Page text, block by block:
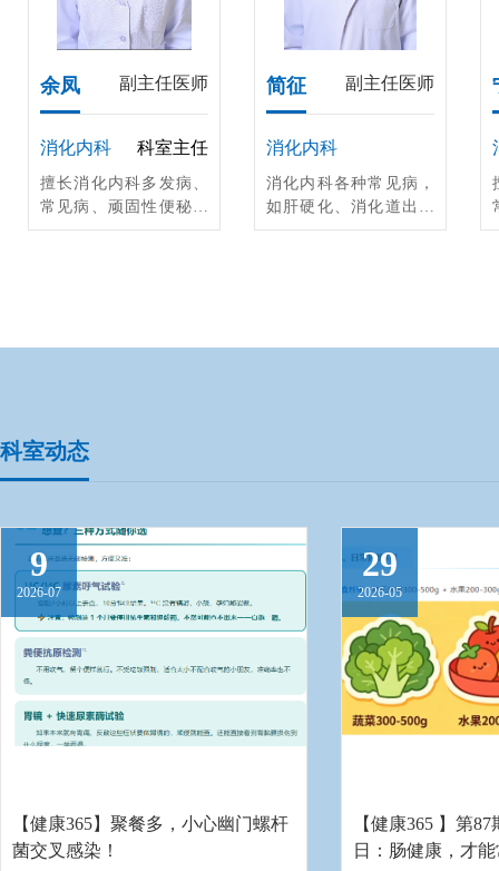
余凤 副主任医师
消化内科 科室主任
擅长消化内科多发病、
常见病、顽固性便秘、
各种肝病的诊治，以及
治疗、内镜下内痔治
支架置入等微创治疗经
验丰富。
简征 副主任医师
消化内科
消化内科各种常见病，
如肝硬化、消化道出血
胃肠息肉、急性胰腺炎
科室动态
9
2026-07
【健康365】聚餐多，小心幽门螺杆
菌交叉感染！
29
2026-05
【健康365 】第
日：肠健康，才